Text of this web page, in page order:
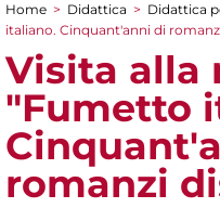
Tu sei qui
Home > Didattica > Didattica
italiano. Cinquant'anni di
Visita alla
"Fumetto
romanzi